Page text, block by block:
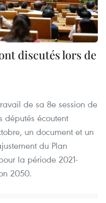
discutés lors de
de sa 8e session de
députés écoutent
un document et un
du Plan
la période 2021-
2050.